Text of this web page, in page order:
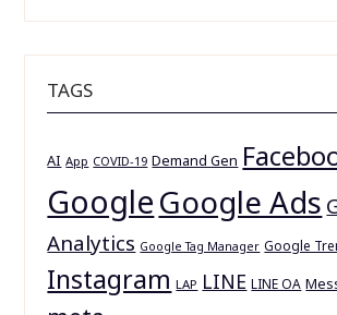
TAGS
AI App COVID-19 Demand Gen
GoogleGoogle Ads
Analytics Google Tag Manager Google
Instagram LAP LINE LINE OA